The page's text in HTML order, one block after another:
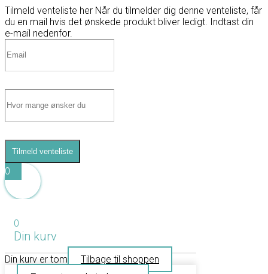
Tilmeld venteliste her Når du tilmelder dig denne venteliste, får
du en mail hvis det ønskede produkt bliver ledigt. Indtast din
e-mail nedenfor.
Tilmeld venteliste
0
0
Din kurv
Din kurv er tom Tilbage til shoppen